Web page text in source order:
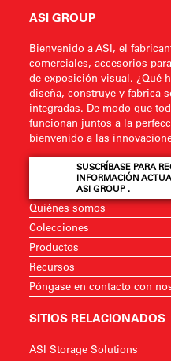
ASI GROUP
Bienvenido a ASI, el
comerciales, accesorios
de exposición visual. ¿Qué
diseña, construye y fabrica
integradas. De modo que
funcionan juntos a la
bienvenido a las
SUSCRÍBASE PARA
INFORMACIÓN
ASI GROUP .
Quiénes somos
Colecciones
Productos
Recursos
Póngase en contacto con
SITIOS RELACIONADOS
ASI Storage Solutions